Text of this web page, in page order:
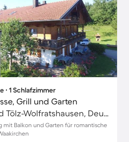
∙ 1 Schlafzimmer
Grill und Garten
Sachsenkam, Bad Tölz-Wolfratshausen, Deutschland
mit Balkon und Garten für romantische